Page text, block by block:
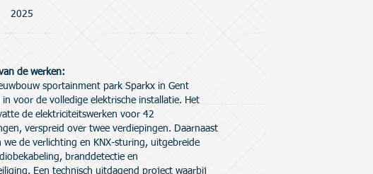
2025
de werken:
sportainment park Sparkx in Gent
voor de volledige elektrische installatie. Het
de elektriciteitswerken voor 42
verspreid over twee verdiepingen. Daarnaast
we de verlichting en KNX-sturing, uitgebreide
branddetectie en
Een technisch uitdagend project waarbij